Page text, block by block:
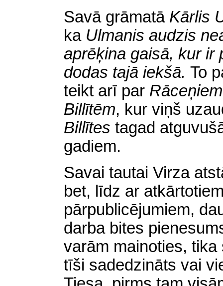
Savā grāmatā Kārlis
ka Ulmanis audzis
aprēķina gaisā, kur ir
dodas tajā iekšā. To
teikt arī par
Billītēm, kur viņš
Billītes tagad
gadiem.
Savai tautai Virza
bet, līdz ar
pārpublicējumiem,
darba bites
varām mainoties,
tīši sadedzināts vai